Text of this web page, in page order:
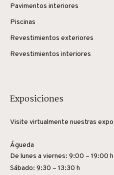
Pavimentos interiores
Piscinas
Revestimientos exteriores
Revestimientos interiores
Exposiciones
Visite virtualmente nuestras
Águeda
De lunes a viernes: 9:00 – 19:00 h
Sábado: 9:30 – 13:30 h